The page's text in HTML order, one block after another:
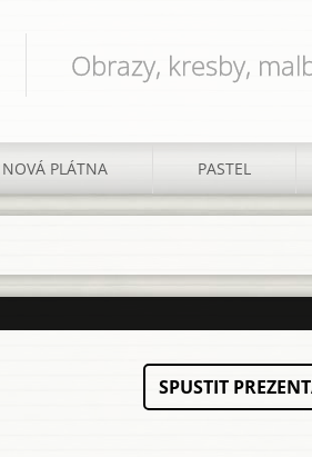
Obrazy, kresby,
NOVÁ PLÁTNA PASTEL
SPUSTIT